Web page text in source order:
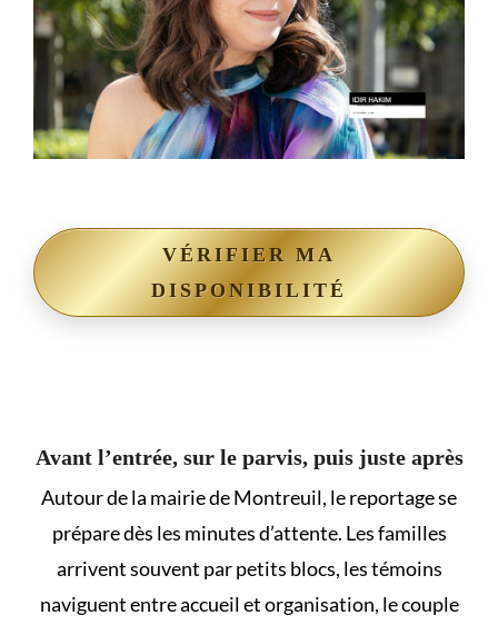
VÉRIFIER MA
DISPONIBILITÉ
Avant l’entrée, sur le parvis, puis juste après
Autour de la mairie de Montreuil, le reportage se
prépare dès les minutes d’attente. Les familles
arrivent souvent par petits blocs, les témoins
naviguent entre accueil et organisation, le couple